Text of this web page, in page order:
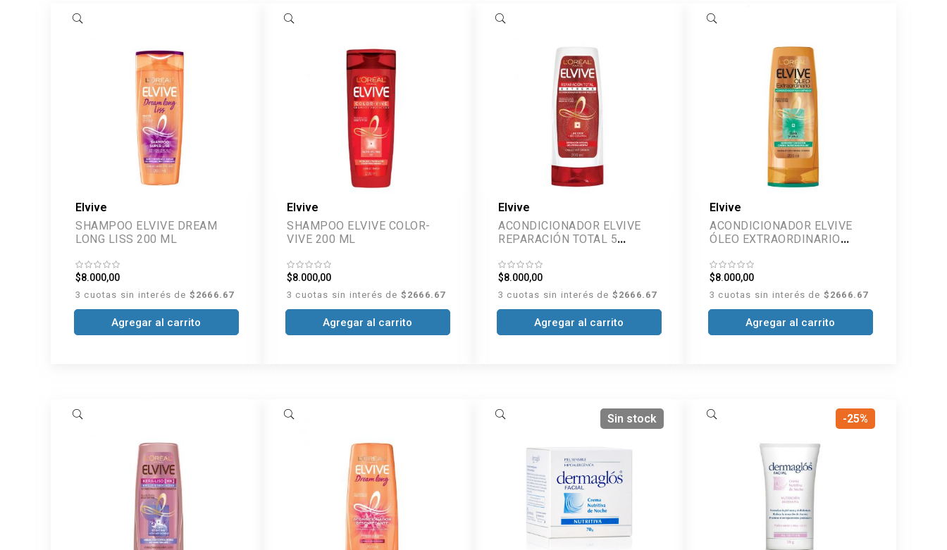
Elvive
SHAMPOO ELVIVE DREAM
LONG LISS 200 ML
$8.000,00
3 cuotas sin interés de $2666.67
Agregar al carrito
Elvive
SHAMPOO ELVIVE COLOR-
VIVE 200 ML
$8.000,00
3 cuotas sin interés de $2666.67
Agregar al carrito
Elvive
ACONDICIONADOR ELVIVE
REPARACIÓN TOTAL 5
$8.000,00
3 cuotas sin interés de $2666.67
Agregar al carrito
Elvive
ACONDICIONADOR ELVIVE
ÓLEO EXTRAORDINARIO
$8.000,00
3 cuotas sin interés de $2666.67
Agregar al carrito
Sin stock -25%